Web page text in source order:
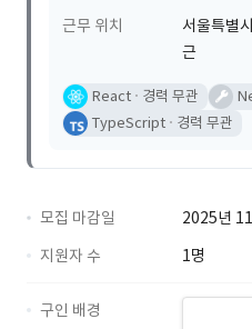
근무 위치
서울특별
근
React 경력 무관
TypeScript
경력 무관
모집 마감일
2025년
지원자 수
1명
구인 배경